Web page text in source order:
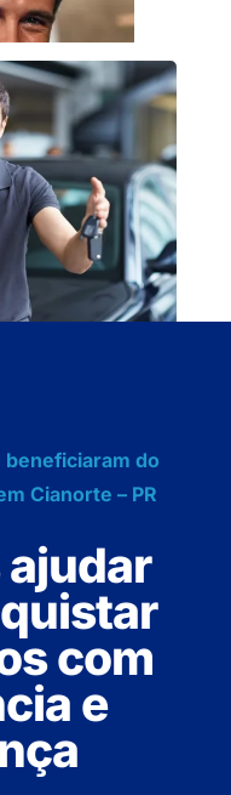
do
Cianorte – PR
ajudar
com
e